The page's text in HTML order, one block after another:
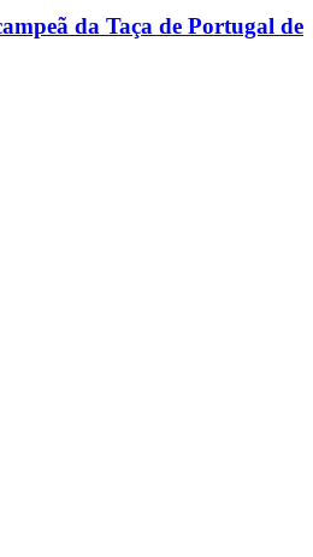
da Taça de Portugal de